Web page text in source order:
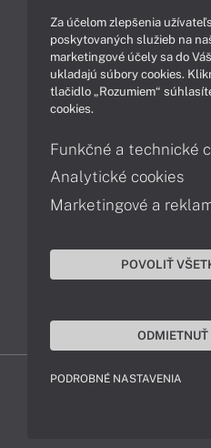
Ako nakupovať
Servisné oddelenie
MSI-SHOP © 2017 -
Za účelom zlepšenia
poskytovaných služieb na
marketingové účely sa do
ukladajú súbory cookies.
tlačidlo „Rozumiem“
cookies.
Funkčné a technické
Analytické cookies
Marketingové a
POVOLIŤ
ODMIETNUŤ
PODROBNÉ NASTAVENIA